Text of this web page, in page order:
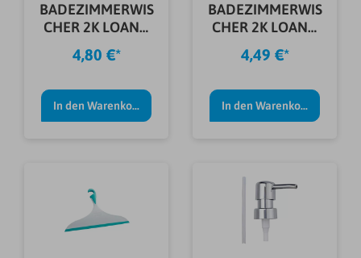
BADEZIMMERWIS
CHER 2K LOANO
GRAU
4,80 €*
In den Warenkorb
BADEZIMMERWIS
CHER 2K LOANO
HELLBLAU
4,49 €*
In den Warenkorb